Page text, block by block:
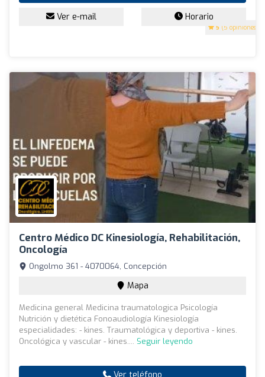
5 (5 opiniones)
Ver e-mail Horario
Centro Médico DC Kinesiología, Rehabilitación,
Oncología
Ongolmo 361 - 4070064, Concepción
Mapa
Medicina general Medicina traumatologica Psicología
Nutrición y dietética Fonoaudiología Kinesiología
especialidades: - kines. Traumatológica y deportiva - kines.
Oncológica y vascular - kines.... Seguir leyendo